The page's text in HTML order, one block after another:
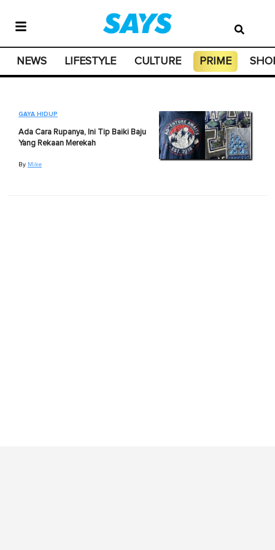
NEWS LIFESTYLE CULTURE PRIME
GAYA HIDUP
Ada Cara Rupanya, Ini Tip Baiki Baju
Yang Rekaan Merekah
By Mike